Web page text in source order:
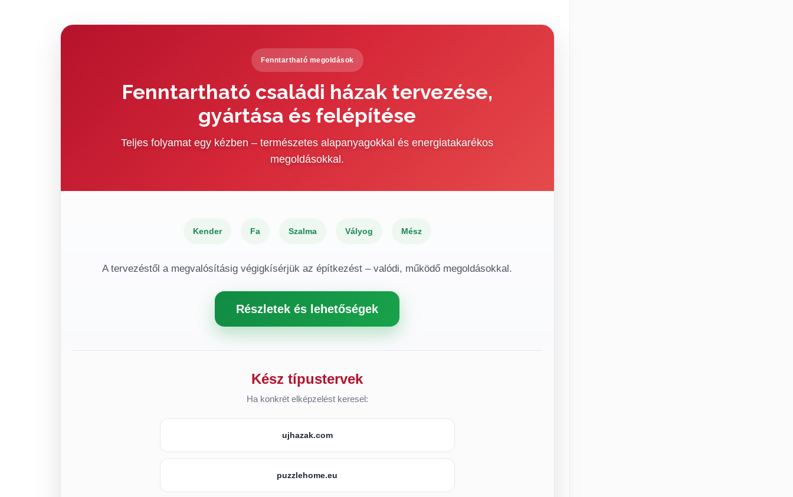
Fenntartható megoldások
Fenntartható családi házak tervezése,
gyártása és felépítése
Teljes folyamat egy kézben – természetes alapanyagokkal és energiatakarékos
megoldásokkal.
Kender Fa Szalma Vályog Mész
A tervezéstől a megvalósításig végigkísérjük az építkezést – valódi, működő megoldásokkal.
Részletek és lehetőségek
Kész típustervek
Ha konkrét elképzelést keresel:
ujhazak.com
puzzlehome.eu